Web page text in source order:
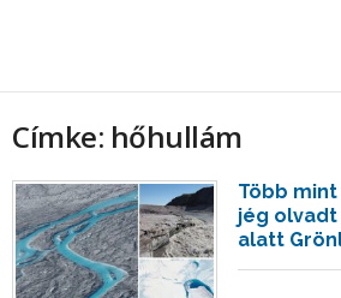
Címke: hőhullám
Több
jég
alatt